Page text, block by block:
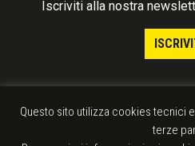
Iscriviti alla nostra
Questo sito utilizza cookies tecnici
terze